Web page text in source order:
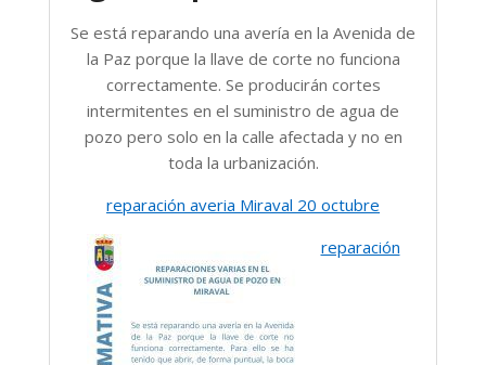
Se está reparando una avería en la Avenida de
la Paz porque la llave de corte no funciona
correctamente. Se producirán cortes
intermitentes en el suministro de agua de
pozo pero solo en la calle afectada y no en
toda la urbanización.
reparación averia Miraval 20 octubre
reparación